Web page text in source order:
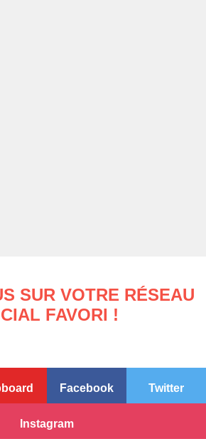
SUR VOTRE RÉSEAU
FAVORI !
Facebook Twitter
Instagram